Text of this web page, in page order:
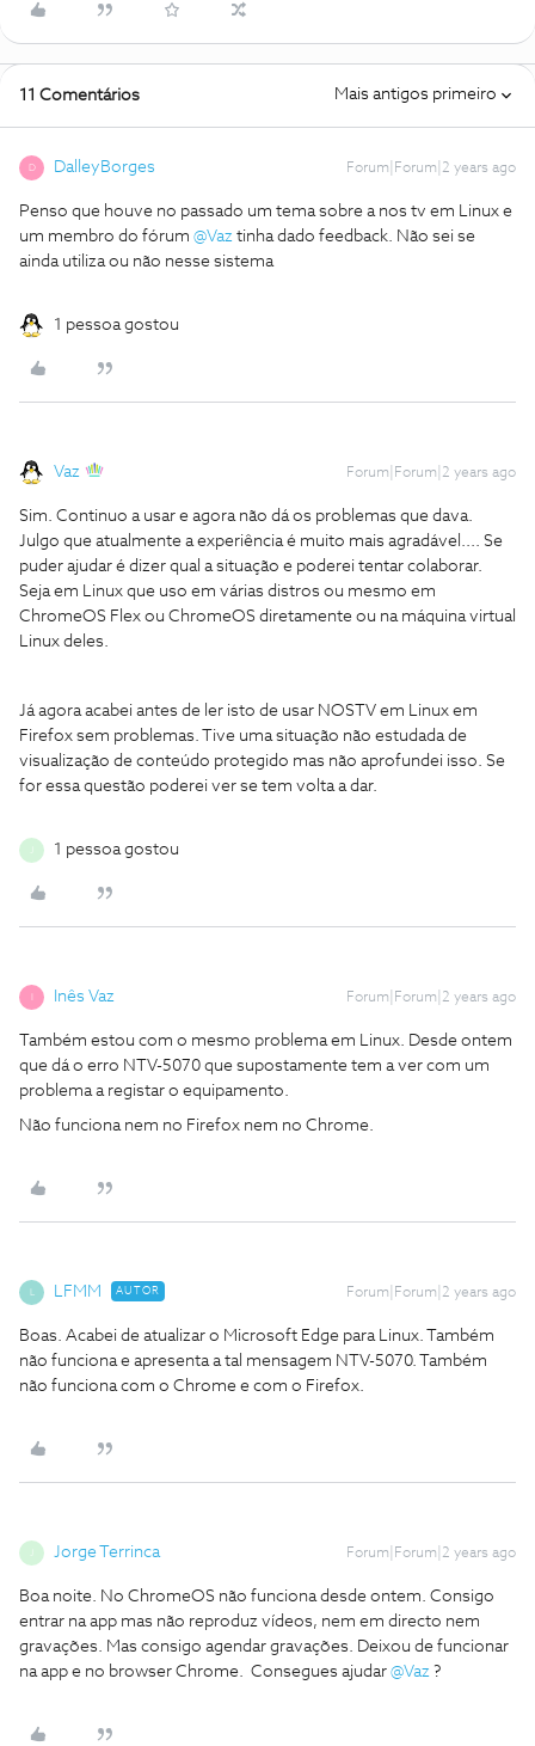
11 Comentários Mais antigos primeiro
D DalleyBorges Forum|Forum|2 years ago
Penso que houve no passado um tema sobre a nos tv em Linux e
um membro do fórum @Vaz tinha dado feedback. Não sei se
ainda utiliza ou não nesse sistema
1 pessoa gostou
Vaz Forum|Forum|2 years ago
Sim. Continuo a usar e agora não dá os problemas que dava.
Julgo que atualmente a experiência é muito mais agradável.... Se
puder ajudar é dizer qual a situação e poderei tentar colaborar.
Seja em Linux que uso em várias distros ou mesmo em
ChromeOS Flex ou ChromeOS diretamente ou na máquina virtual
Linux deles.
Já agora acabei antes de ler isto de usar NOSTV em Linux em
Firefox sem problemas. Tive uma situação não estudada de
visualização de conteúdo protegido mas não aprofundei isso. Se
for essa questão poderei ver se tem volta a dar.
1 pessoa gostou
Inês Vaz Forum|Forum|2 years ago
Também estou com o mesmo problema em Linux. Desde ontem
que dá o erro NTV-5070 que supostamente tem a ver com um
problema a registar o equipamento.
Não funciona nem no Firefox nem no Chrome.
LFMM AUTOR Forum|Forum|2 years ago
Boas. Acabei de atualizar o Microsoft Edge para Linux. Também
não funciona e apresenta a tal mensagem NTV-5070. Também
não funciona com o Chrome e com o Firefox.
Jorge Terrinca Forum|Forum|2 years ago
Boa noite. No ChromeOS não funciona desde ontem. Consigo
entrar na app mas não reproduz vídeos, nem em directo nem
gravações. Mas consigo agendar gravações. Deixou de funcionar
na app e no browser Chrome. Consegues ajudar @Vaz ?